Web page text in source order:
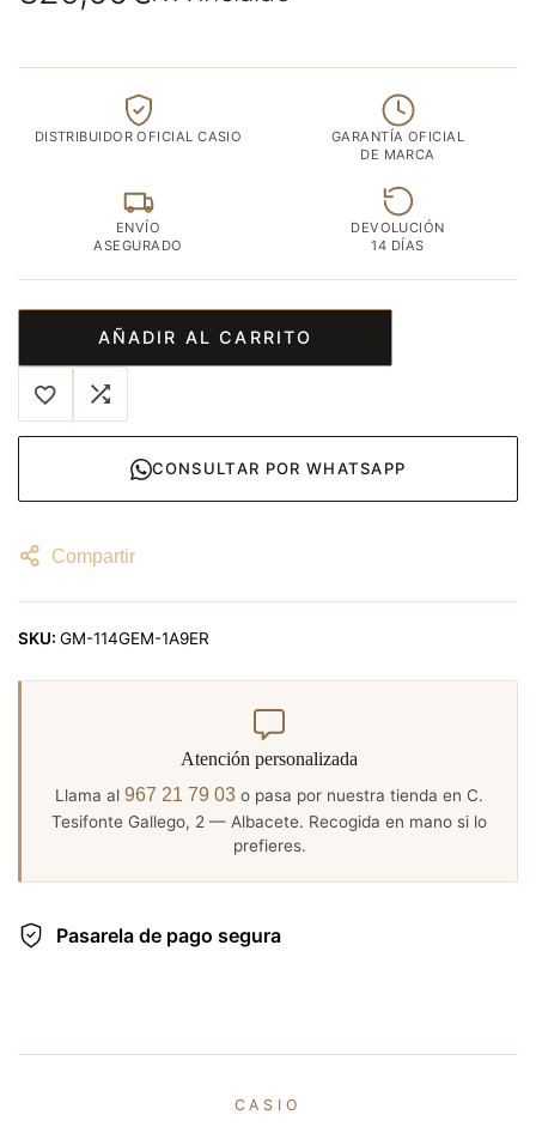
DISTRIBUIDOR OFICIAL CASIO
GARANTÍA OFICIAL
DE MARCA
ENVÍO
ASEGURADO
DEVOLUCIÓN
14 DÍAS
AÑADIR AL CARRITO
CONSULTAR POR WHATSAPP
Compartir
SKU: GM-114GEM-1A9ER
Atención personalizada
Llama al 967 21 79 03 o pasa por nuestra tienda en C.
Tesifonte Gallego, 2 — Albacete. Recogida en mano si lo
prefieres.
Pasarela de pago segura
CASIO